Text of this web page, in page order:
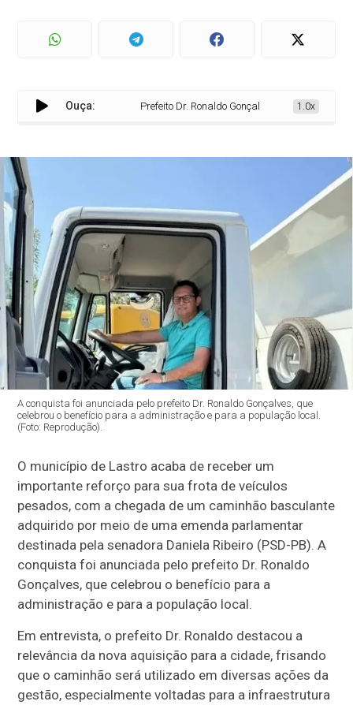
Ouça: Prefeito Dr. Ronaldo Gonçalves conquista
1.0x
A conquista foi anunciada pelo prefeito Dr. Ronaldo Gonçalves, que
celebrou o benefício para a administração e para a população local.
(Foto: Reprodução).
O município de Lastro acaba de receber um
importante reforço para sua frota de veículos
pesados, com a chegada de um caminhão basculante
adquirido por meio de uma emenda parlamentar
destinada pela senadora Daniela Ribeiro (PSD-PB). A
conquista foi anunciada pelo prefeito Dr. Ronaldo
Gonçalves, que celebrou o benefício para a
administração e para a população local.
Em entrevista, o prefeito Dr. Ronaldo destacou a
relevância da nova aquisição para a cidade, frisando
que o caminhão será utilizado em diversas ações da
gestão, especialmente voltadas para a infraestrutura